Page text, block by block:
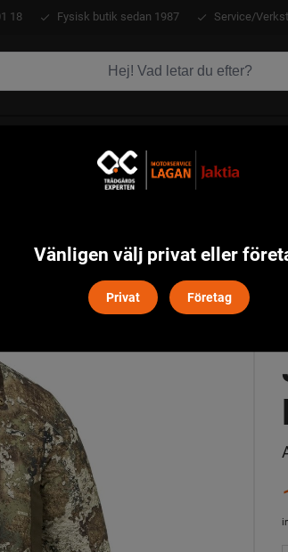
18 Fysisk butik sedan 1987 Service/
Pinewood - Kamouflage
Vänligen välj privat eller
Privat Företag